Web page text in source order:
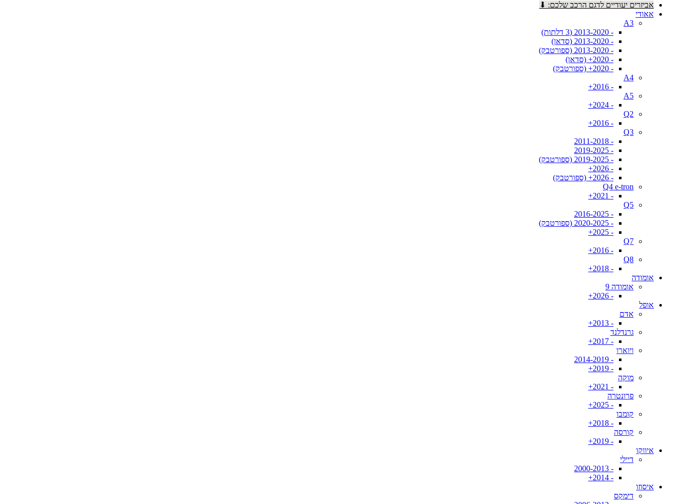
אביזרים יעודיים לדגם הרכב שלכם: ⬇
אאודי
A3
- 2013-2020 (3 דלתות)
- 2013-2020 (סדאן)
- 2013-2020 (ספורטבק)
- 2020+ (סדאן)
- 2020+ (ספורטבק)
A4
- 2016+
A5
- 2024+
Q2
- 2016+
Q3
- 2011-2018
- 2019-2025
- 2019-2025 (ספורטבק)
- 2026+
- 2026+ (ספורטבק)
Q4 e-tron
- 2021+
Q5
- 2016-2025
- 2020-2025 (ספורטבק)
- 2025+
Q7
- 2016+
Q8
- 2018+
אומודה
אומודה 9
- 2026+
אופל
אדם
- 2013+
גרנדלנד
- 2017+
ויוארו
- 2014-2019
- 2019+
מוקה
- 2021+
פרונטרה
- 2025+
קומבו
- 2018+
קורסה
- 2019+
איווקו
דיילי
- 2000-2013
- 2014+
איסוזו
דימקס